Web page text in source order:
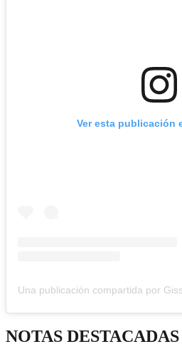
Ver esta publicación
NOTAS DESTACADAS